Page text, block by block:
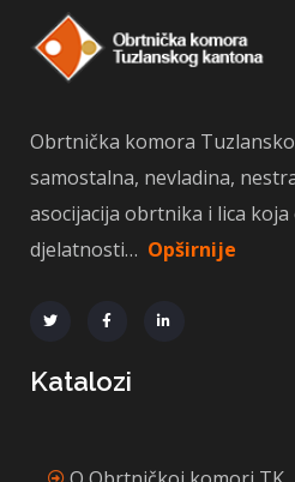
Obrtnička komora
samostalna, nevladina,
asocijacija obrtnika i lica
djelatnosti… Opširnije
Katalozi